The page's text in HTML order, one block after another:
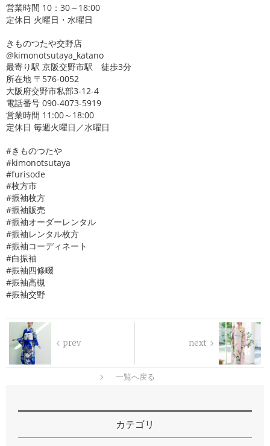
営業時間 10：30～18:00
定休日 火曜日・水曜日
きものつたや交野店
@kimonotsutaya_katano
最寄り駅 京阪交野市駅 徒歩3分
所在地 〒576-0052
大阪府交野市私部3-12-4
電話番号 090-4073-5919
営業時間 11:00～18:00
定休日 毎週火曜日／水曜日
#きものつたや
#kimonotsutaya
#furisode
#枚方市
#振袖枚方
#振袖販売
#振袖オーダーレンタル
#振袖レンタル枚方
#振袖コーディネート
#白振袖
#振袖四條畷
#振袖高槻
#振袖交野
prev next
一覧へ戻る
カテゴリ